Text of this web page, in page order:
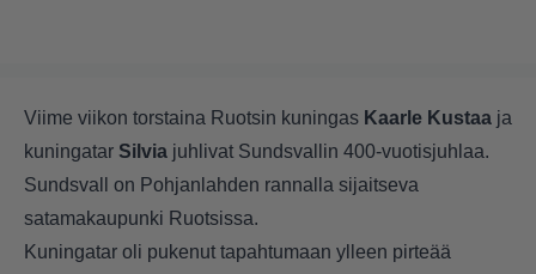
Viime viikon torstaina Ruotsin kuningas Kaarle Kustaa ja
kuningatar Silvia juhlivat Sundsvallin 400-vuotisjuhlaa.
Sundsvall on Pohjanlahden rannalla sijaitseva
satamakaupunki Ruotsissa.
Kuningatar oli pukenut tapahtumaan ylleen pirteää